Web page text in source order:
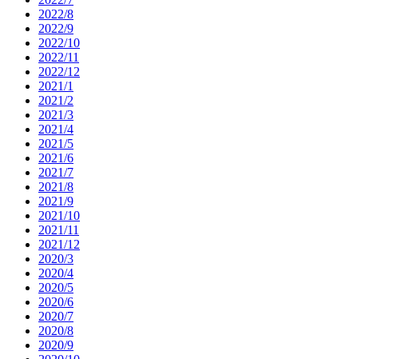
2022/8
2022/9
2022/10
2022/11
2022/12
2021/1
2021/2
2021/3
2021/4
2021/5
2021/6
2021/7
2021/8
2021/9
2021/10
2021/11
2021/12
2020/3
2020/4
2020/5
2020/6
2020/7
2020/8
2020/9